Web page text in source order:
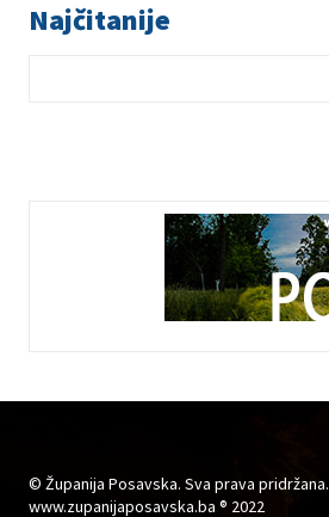
Najčitanije
© Županija Posavska. Sva prava pridržana.
www.zupanijaposavska.ba ® 2022